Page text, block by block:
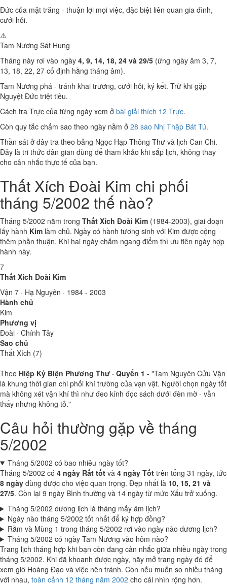
Đức của mặt trăng - thuận lợi mọi việc, đặc biệt liên quan gia đình,
cưới hỏi.
⚠️
Tam Nương Sát Hung
Tháng này rơi vào ngày 4, 9, 14, 18, 24 và 29/5 (ứng ngày âm 3, 7,
13, 18, 22, 27 cố định hằng tháng âm).
Tam Nương phá - tránh khai trương, cưới hỏi, ký kết. Trừ khi gặp
Nguyệt Đức triệt tiêu.
Cách tra Trực của từng ngày xem ở bài giải thích 12 Trực.
Còn quy tắc chấm sao theo ngày nằm ở 28 sao Nhị Thập Bát Tú.
Thần sát ở đây tra theo bảng Ngọc Hạp Thông Thư và lịch Can Chi.
Đây là tri thức dân gian dùng để tham khảo khi sắp lịch, không thay
cho cân nhắc thực tế của bạn.
Thất Xích Đoài Kim chi phối
tháng 5/2002 thế nào?
Tháng 5/2002 nằm trong Thất Xích Đoài Kim (1984-2003), giai đoạn
lấy hành Kim làm chủ. Ngày có hành tương sinh với Kim được cộng
thêm phần thuận. Khi hai ngày chấm ngang điểm thì ưu tiên ngày hợp
hành này.
7
Thất Xích Đoài Kim
Vận 7 · Hạ Nguyên · 1984 - 2003
Hành chủ
Kim
Phương vị
Đoài · Chính Tây
Sao chủ
Thất Xích (7)
Theo Hiệp Kỷ Biện Phương Thư · Quyển 1 - "Tam Nguyên Cửu Vận
là khung thời gian chi phối khí trường của vạn vật. Người chọn ngày tốt
mà không xét vận khí thì như đeo kính đọc sách dưới đèn mờ - vẫn
thấy nhưng không tỏ."
Câu hỏi thường gặp về tháng
5/2002
Tháng 5/2002 có bao nhiêu ngày tốt?
Tháng 5/2002 có 4 ngày Rất tốt và 4 ngày Tốt trên tổng 31 ngày, tức
8 ngày dùng được cho việc quan trọng. Đẹp nhất là 10, 15, 21 và
27/5. Còn lại 9 ngày Bình thường và 14 ngày từ mức Xấu trở xuống.
Tháng 5/2002 dương lịch là tháng mấy âm lịch?
Ngày nào tháng 5/2002 tốt nhất để ký hợp đồng?
Rằm và Mùng 1 trong tháng 5/2002 rơi vào ngày nào dương lịch?
Tháng 5/2002 có ngày Tam Nương vào hôm nào?
Trang lịch tháng hợp khi bạn còn đang cân nhắc giữa nhiều ngày trong
tháng 5/2002. Khi đã khoanh được ngày, hãy mở trang ngày đó để
xem giờ Hoàng Đạo và việc nên tránh. Còn nếu muốn so nhiều tháng
với nhau, toàn cảnh 12 tháng năm 2002 cho cái nhìn rộng hơn.